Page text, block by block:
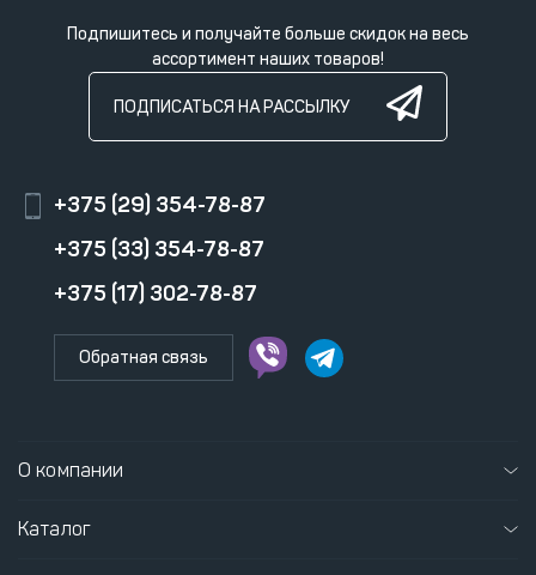
Подпишитесь и получайте больше скидок на весь
ассортимент наших товаров!
ПОДПИСАТЬСЯ НА РАССЫЛКУ
+375 (29) 354-78-87
+375 (33) 354-78-87
+375 (17) 302-78-87
Обратная связь
О компании
Каталог